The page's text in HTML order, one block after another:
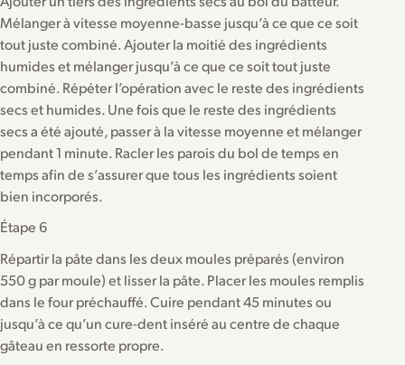
Mélanger à vitesse moyenne-basse jusqu’à ce que ce soit
tout juste combiné. Ajouter la moitié des ingrédients
humides et mélanger jusqu’à ce que ce soit tout juste
combiné. Répéter l’opération avec le reste des ingrédients
secs et humides. Une fois que le reste des ingrédients
secs a été ajouté, passer à la vitesse moyenne et mélanger
pendant 1 minute. Racler les parois du bol de temps en
temps afin de s’assurer que tous les ingrédients soient
bien incorporés.
Étape 6
Répartir la pâte dans les deux moules préparés (environ
550 g par moule) et lisser la pâte. Placer les moules remplis
dans le four préchauffé. Cuire pendant 45 minutes ou
jusqu’à ce qu’un cure-dent inséré au centre de chaque
gâteau en ressorte propre.